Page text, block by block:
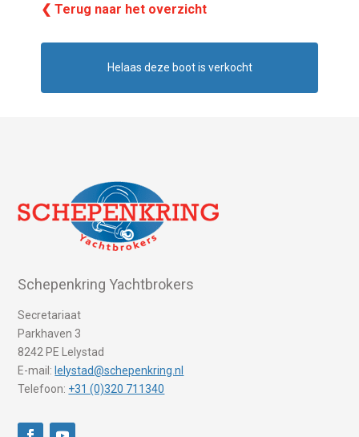
❮ Terug naar het overzicht
Helaas deze boot is verkocht
Schepenkring Yachtbrokers
Secretariaat
Parkhaven 3
8242 PE Lelystad
E-mail: lelystad@schepenkring.nl
Telefoon: +31 (0)320 711340